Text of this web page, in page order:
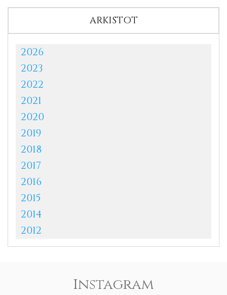
ARKISTOT
2026
2023
2022
2021
2020
2019
2018
2017
2016
2015
2014
2012
Instagram